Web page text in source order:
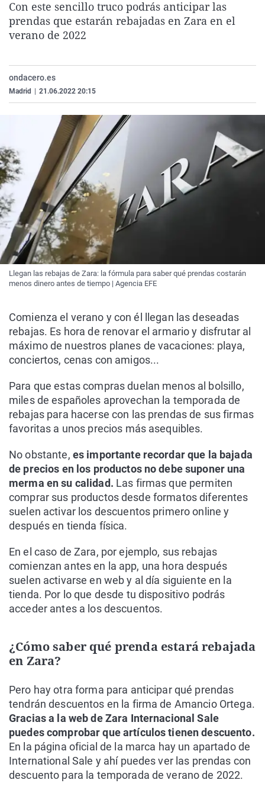
La rosa de los vientos
Caso
Extremadura
Virales
Con este sencillo truco podrás anticipar las
prendas que estarán rebajadas en Zara en el
verano de 2022
ondacero.es
Madrid 21.06.2022 20:15
Llegan las rebajas de Zara: la fórmula para saber qué prendas costarán
menos dinero antes de tiempo | Agencia EFE
Comienza el verano y con él llegan las deseadas
rebajas. Es hora de renovar el armario y disfrutar al
máximo de nuestros planes de vacaciones: playa,
conciertos, cenas con amigos...
Para que estas compras duelan menos al bolsillo,
miles de españoles aprovechan la temporada de
rebajas para hacerse con las prendas de sus firmas
favoritas a unos precios más asequibles.
No obstante, es importante recordar que la bajada
de precios en los productos no debe suponer una
merma en su calidad. Las firmas que permiten
comprar sus productos desde formatos diferentes
suelen activar los descuentos primero online y
después en tienda física.
En el caso de Zara, por ejemplo, sus rebajas
comienzan antes en la app, una hora después
suelen activarse en web y al día siguiente en la
tienda. Por lo que desde tu dispositivo podrás
acceder antes a los descuentos.
¿Cómo saber qué prenda estará rebajada
en Zara?
Pero hay otra forma para anticipar qué prendas
tendrán descuentos en la firma de Amancio Ortega.
Gracias a la web de Zara Internacional Sale
puedes comprobar que artículos tienen descuento.
En la página oficial de la marca hay un apartado de
International Sale y ahí puedes ver las prendas con
descuento para la temporada de verano de 2022.